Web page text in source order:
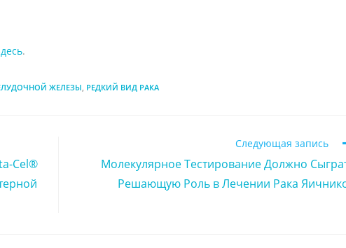
.
ЖЕЛЕЗЫ, РЕДКИЙ ВИД РАКА
Cel®
Следующая запись
Молекулярное Тестирование Должно
Решающую Роль в Лечении Рака